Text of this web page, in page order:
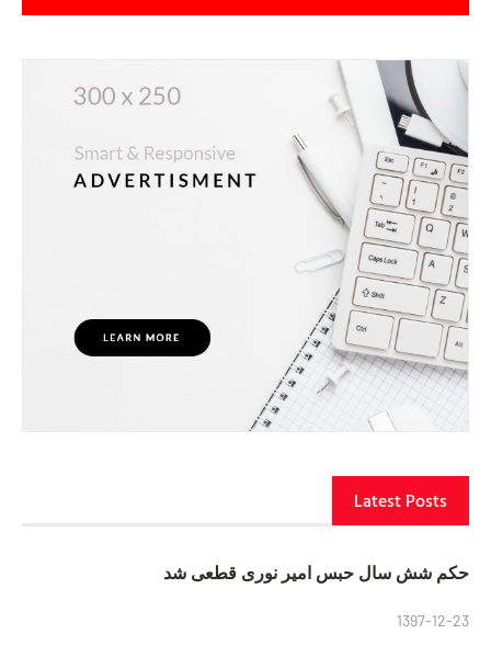
Latest Posts
حکم شش سال حبس امیر نوری قطعی شد
1397-12-23